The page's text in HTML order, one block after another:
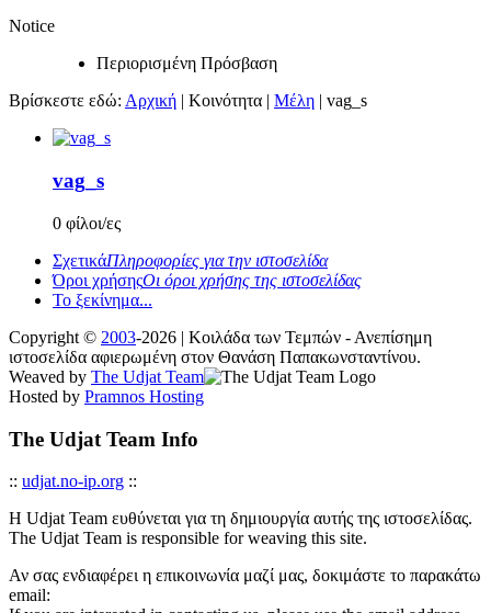
Notice
Περιορισμένη Πρόσβαση
Βρίσκεστε εδώ: Αρχική | Κοινότητα | Μέλη | vag_s
vag_s
0 φίλοι/ες
ΣχετικάΠληροφορίες για την ιστοσελίδα
Όροι χρήσηςΟι όροι χρήσης της ιστοσελίδας
Το ξεκίνημα...
Copyright © 2003-2026 | Κοιλάδα των Τεμπών - Ανεπίσημη
ιστοσελίδα αφιερωμένη στον Θανάση Παπακωνσταντίνου.
Weaved by The Udjat Team
Hosted by Pramnos Hosting
The Udjat Team Info
:: udjat.no-ip.org ::
Η Udjat Team ευθύνεται για τη δημιουργία αυτής της ιστοσελίδας.
The Udjat Team is responsible for weaving this site.
Αν σας ενδιαφέρει η επικοινωνία μαζί μας, δοκιμάστε το παρακάτω
email: